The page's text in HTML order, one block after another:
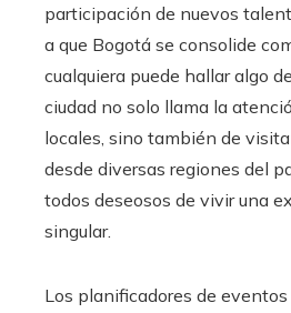
participación de nuevos
a que Bogotá se consolide
cualquiera puede hallar algo
ciudad no solo llama la
locales, sino también de
desde diversas regiones del
todos deseosos de vivir una
singular.
Los planificadores de